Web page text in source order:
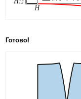
Готово!